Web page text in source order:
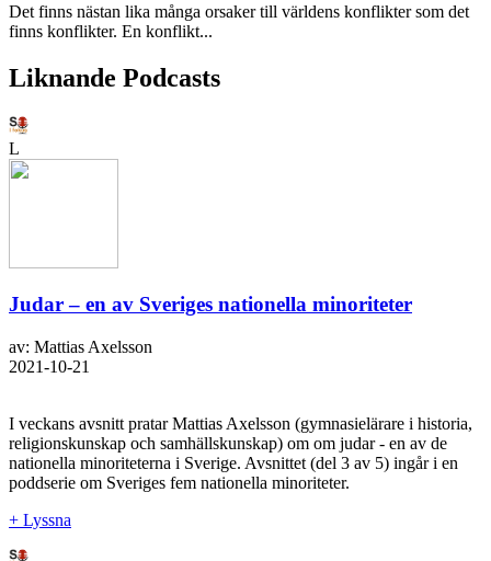
Det finns nästan lika många orsaker till världens konflikter som det
finns konflikter. En konflikt...
Liknande Podcasts
L
Judar – en av Sveriges nationella minoriteter
av: Mattias Axelsson
2021-10-21
I veckans avsnitt pratar Mattias Axelsson (gymnasielärare i historia,
religionskunskap och samhällskunskap) om om judar - en av de
nationella minoriteterna i Sverige. Avsnittet (del 3 av 5) ingår i en
poddserie om Sveriges fem nationella minoriteter.
+ Lyssna